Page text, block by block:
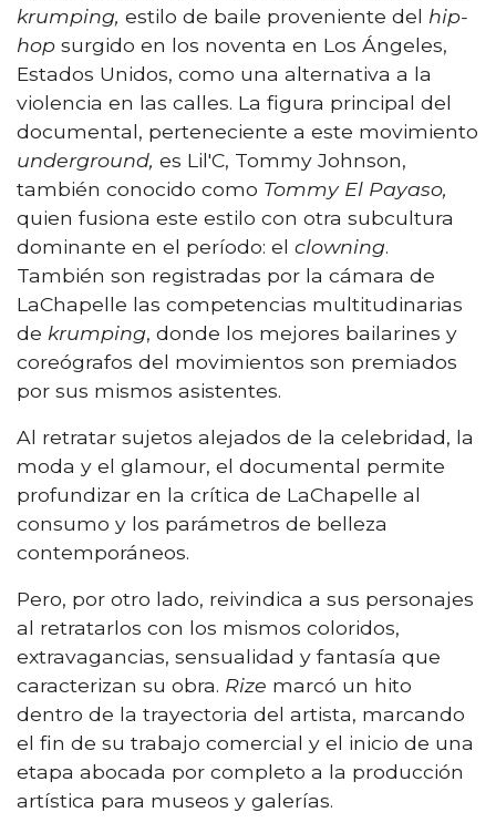
krumping, estilo de baile proveniente del hip-
hop surgido en los noventa en Los Ángeles,
Estados Unidos, como una alternativa a la
violencia en las calles. La figura principal del
documental, perteneciente a este movimiento
underground, es Lil'C, Tommy Johnson,
también conocido como Tommy El Payaso,
quien fusiona este estilo con otra subcultura
dominante en el período: el clowning.
También son registradas por la cámara de
LaChapelle las competencias multitudinarias
de krumping, donde los mejores bailarines y
coreógrafos del movimientos son premiados
por sus mismos asistentes.
Al retratar sujetos alejados de la celebridad, la
moda y el glamour, el documental permite
profundizar en la crítica de LaChapelle al
consumo y los parámetros de belleza
contemporáneos.
Pero, por otro lado, reivindica a sus personajes
al retratarlos con los mismos coloridos,
extravagancias, sensualidad y fantasía que
caracterizan su obra. Rize marcó un hito
dentro de la trayectoria del artista, marcando
el fin de su trabajo comercial y el inicio de una
etapa abocada por completo a la producción
artística para museos y galerías.